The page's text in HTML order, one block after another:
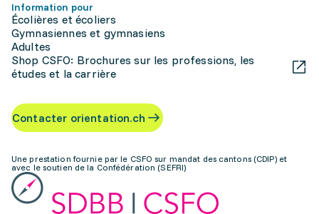
Information pour
Écolières et écoliers
Gymnasiennes et gymnasiens
Adultes
Shop CSFO: Brochures sur les professions, les
études et la carrière
Contacter orientation.ch
Une prestation fournie par le CSFO sur mandat des cantons (CDIP) et
avec le soutien de la Confédération (SEFRI)